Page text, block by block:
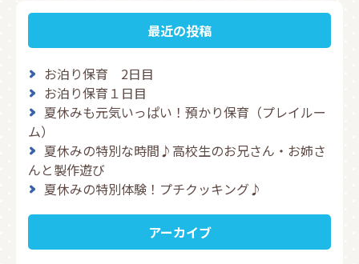
最近の投稿
お泊り保育 2日目
お泊り保育１日目
夏休みも元気いっぱい！預かり保育（プレイルー
ム）
夏休みの特別な時間♪高校生のお兄さん・お姉さ
んと製作遊び
夏休みの特別体験！プチクッキング♪
アーカイブ